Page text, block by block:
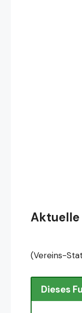
Aktuelle
(Vereins-
Dieses